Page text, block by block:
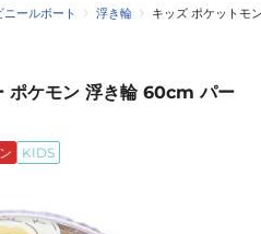
ールボート 浮き輪 キッズ ポケットモ
ポケモン 浮き輪 60cm パー
KIDS